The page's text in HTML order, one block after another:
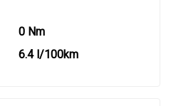
0 Nm
6.4 l/100km